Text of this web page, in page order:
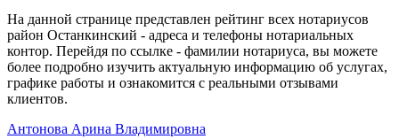
На данной странице представлен рейтинг всех нотариусов
район Останкинский - адреса и телефоны нотариальных
контор. Перейдя по ссылке - фамилии нотариуса, вы можете
более подробно изучить актуальную информацию об услугах,
графике работы и ознакомится с реальными отзывами
клиентов.
Антонова Арина Владимировна